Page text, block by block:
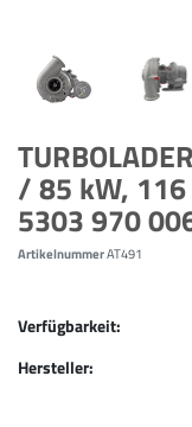
/ 85 kW,
5303 970
ArtikelnummerAT491
Verfügbarkeit:
Hersteller: